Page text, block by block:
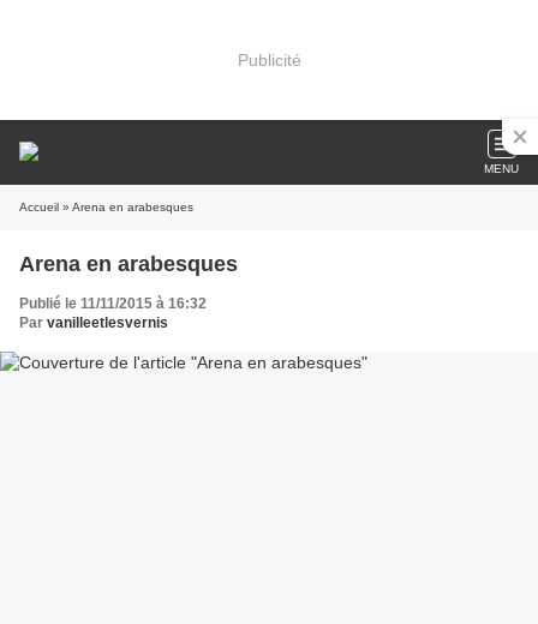
Publicité
MENU
Accueil » Arena en arabesques
Arena en arabesques
Publié le 11/11/2015 à 16:32
Par vanilleetlesvernis